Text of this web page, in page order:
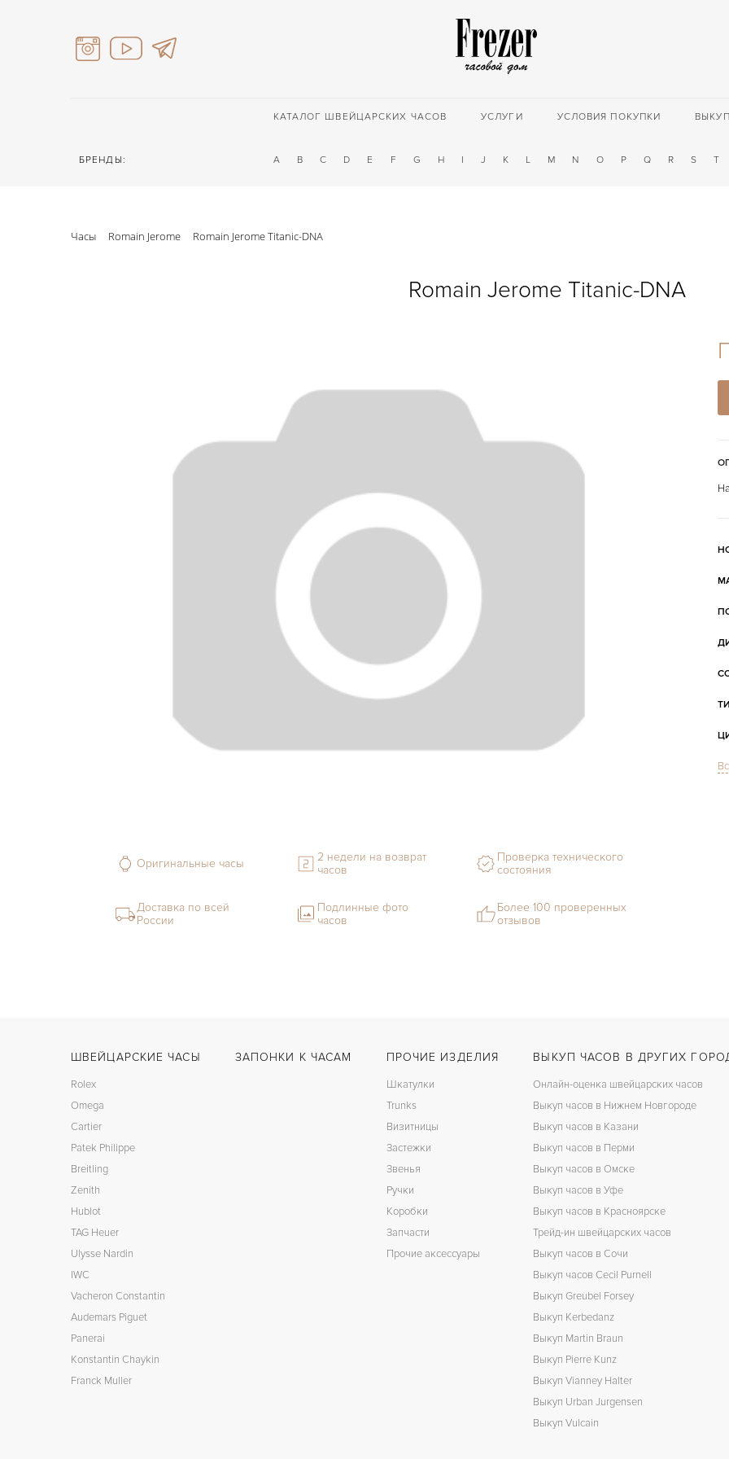
КАТАЛОГ ШВЕЙЦАРСКИХ ЧАСОВ УСЛУГИ УСЛОВИЯ ПОКУПКИ ВЫКУП
БРЕНДЫ: A B C D E F G H I J K L M N O P Q R S T
Часы Romain Jerome Romain Jerome Titanic-DNA
Romain Jerome Titanic-DNA
Оригинальные часы
2 недели на возврат
часов
Проверка технического
состояния
Доставка по всей
России
Подлинные фото
часов
Более 100 проверенных
отзывов
ШВЕЙЦАРСКИЕ ЧАСЫ
Rolex
Omega
Cartier
Patek Philippe
Breitling
Zenith
Hublot
TAG Heuer
Ulysse Nardin
IWC
Vacheron Constantin
Audemars Piguet
Panerai
Konstantin Chaykin
Franck Muller
ЗАПОНКИ К ЧАСАМ ПРОЧИЕ ИЗДЕЛИЯ
Шкатулки
Trunks
Визитницы
Застежки
Звенья
Ручки
Коробки
Запчасти
Прочие аксессуары
ВЫКУП ЧАСОВ В ДРУГИХ
Онлайн-оценка швейцарских часов
Выкуп часов в Нижнем Новгороде
Выкуп часов в Казани
Выкуп часов в Перми
Выкуп часов в Омске
Выкуп часов в Уфе
Выкуп часов в Красноярске
Трейд-ин швейцарских часов
Выкуп часов в Сочи
Выкуп часов Cecil Purnell
Выкуп Greubel Forsey
Выкуп Kerbedanz
Выкуп Martin Braun
Выкуп Pierre Kunz
Выкуп Vianney Halter
Выкуп Urban Jurgensen
Выкуп Vulcain